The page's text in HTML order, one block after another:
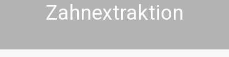
Zahnextraktion